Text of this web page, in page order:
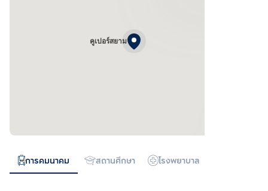
คูเปอร์สยาม
การคมนาคม สถานศึกษา โรงพยาบาล